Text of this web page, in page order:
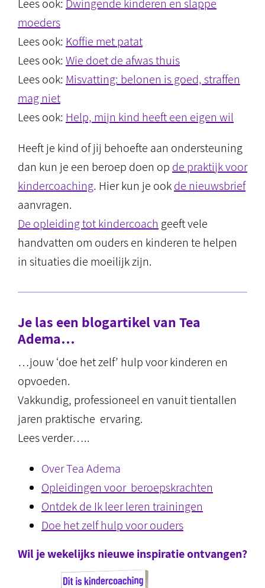
Lees ook: Dwingende kinderen en slappe
moeders
Lees ook: Koffie met patat
Lees ook: Wie doet de afwas thuis
Lees ook: Misvatting: belonen is goed, straffen
mag niet
Lees ook: Help, mijn kind heeft een eigen wil
Heeft je kind of jij behoefte aan ondersteuning
dan kun je een beroep doen op de praktijk voor
kindercoaching. Hier kun je ookde nieuwsbrief
aanvragen.
De opleiding tot kindercoach geeft vele
handvatten om ouders en kinderen te helpen
in situaties die moeilijk zijn.
Je las een blogartikel van Tea
Adema…
…jouw ‘doe het zelf’ hulp voor kinderen en
opvoeden.
Vakkundig, professioneel en vanuit tientallen
jaren praktische ervaring.
Lees verder…..
Over Tea Adema
Opleidingen voor beroepskrachten
Ontdek de Ik leer leren trainingen
Doe het zelf hulp voor ouders
Wil je wekelijks nieuwe inspiratie ontvangen?